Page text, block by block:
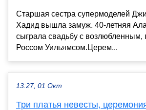
Старшая сестра супермоделей
Хадид вышла замуж. 40-летняя
сыграла свадьбу с
Россом Уильямсом.Церем...
13:27, 01 Окт
Три платья невесты,